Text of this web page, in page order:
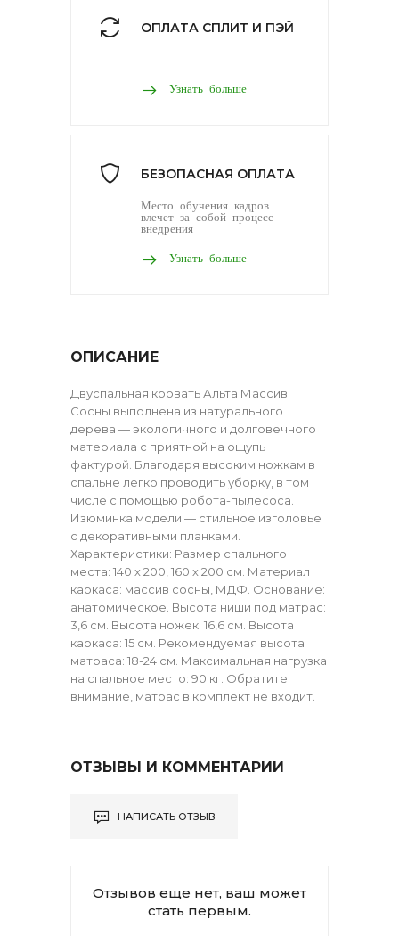
ОПЛАТА СПЛИТ И ПЭЙ
Узнать больше
БЕЗОПАСНАЯ ОПЛАТА
Место обучения кадров
влечет за собой процесс
внедрения
Узнать больше
ОПИСАНИЕ
Двуспальная кровать Альта Массив
Сосны выполнена из натурального
дерева — экологичного и долговечного
материала с приятной на ощупь
фактурой. Благодаря высоким ножкам в
спальне легко проводить уборку, в том
числе с помощью робота-пылесоса.
Изюминка модели — стильное изголовье
с декоративными планками.
Характеристики: Размер спального
места: 140 х 200, 160 х 200 см. Материал
каркаса: массив сосны, МДФ. Основание:
анатомическое. Высота ниши под матрас:
3,6 см. Высота ножек: 16,6 см. Высота
каркаса: 15 см. Рекомендуемая высота
матраса: 18-24 см. Максимальная нагрузка
на спальное место: 90 кг. Обратите
внимание, матрас в комплект не входит.
ОТЗЫВЫ И КОММЕНТАРИИ
НАПИСАТЬ ОТЗЫВ
Отзывов еще нет, ваш может
стать первым.